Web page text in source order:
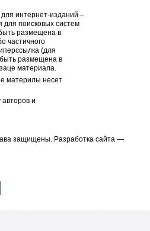
интернет-изданий –
для поисковых систем
размещена в
частичного
(для
размещена в
материала.
материлы несет
и
защищены. Разработка cайта —